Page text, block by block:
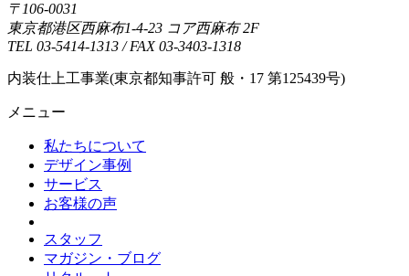
〒106-0031
東京都港区西麻布1-4-23 コア西麻布 2F
TEL 03-5414-1313 / FAX 03-3403-1318
内装仕上工事業(東京都知事許可 般・17 第125439号)
メニュー
私たちについて
デザイン事例
サービス
お客様の声
スタッフ
マガジン・ブログ